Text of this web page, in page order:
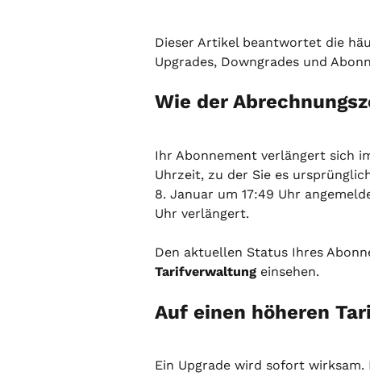
Dieser Artikel beantwortet die
Upgrades, Downgrades und
Wie der
Ihr Abonnement verlängert sich
Uhrzeit, zu der Sie es
8. Januar um 17:49 Uhr
Uhr verlängert.
Den aktuellen Status Ihres
Tarifverwaltung einsehen.
Auf einen höheren
Ein Upgrade wird sofort